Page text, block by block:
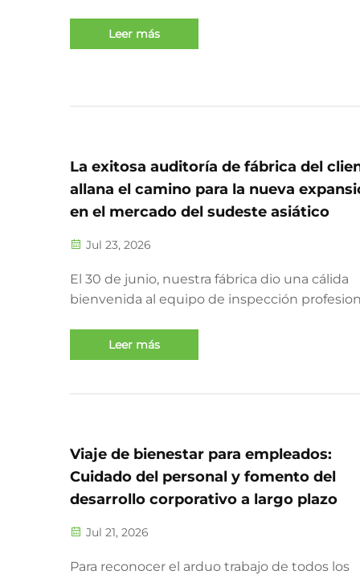
de experiencia en I+D y fabricación, con una
producción anual de más de un millón de
Leer más
La exitosa auditoría de fábrica del
allana el camino para la nueva
en el mercado del sudeste asiático
Jul 23, 2026
El 30 de junio, nuestra fábrica dio una cálida
bienvenida al equipo de inspección
Nuestros departamentos de ventas y de
de calidad colaboraron estrechamente para
Leer más
Viaje de bienestar para empleados:
Cuidado del personal y fomento del
desarrollo corporativo a largo plazo
Jul 21, 2026
Para reconocer el arduo trabajo de todos los